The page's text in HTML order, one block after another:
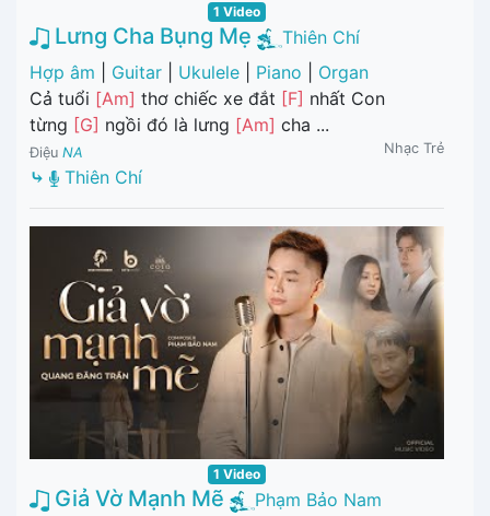
1 Video
Lưng Cha Bụng Mẹ
Thiên Chí
Hợp âm
Guitar Ukulele Piano
Organ
Cả tuổi [Am] thơ chiếc xe đắt [F] nhất Con
từng [G] ngồi đó là lưng [Am] cha ...
Điệu NA Nhạc Trẻ
⤷ Thiên Chí
1 Video
Giả Vờ Mạnh Mẽ
Phạm Bảo Nam